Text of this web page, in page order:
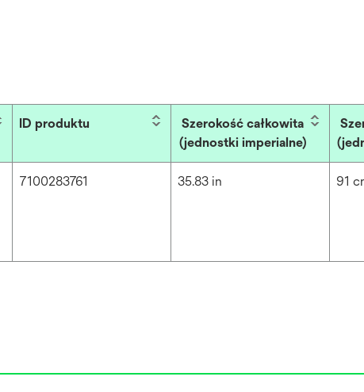
ID produktu
Szerokość całkowita
(jednostki imperialne)
7100283761 35.83 in 91